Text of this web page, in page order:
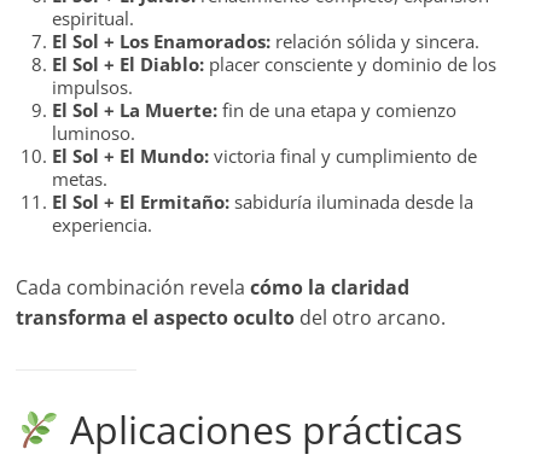
espiritual.
El Sol + Los Enamorados: relación sólida y sincera.
El Sol + El Diablo: placer consciente y dominio de los
impulsos.
El Sol + La Muerte: fin de una etapa y comienzo
luminoso.
El Sol + El Mundo: victoria final y cumplimiento de
metas.
El Sol + El Ermitaño: sabiduría iluminada desde la
experiencia.
Cada combinación revelacómo la claridad
transforma el aspecto oculto del otro arcano.
Aplicaciones prácticas